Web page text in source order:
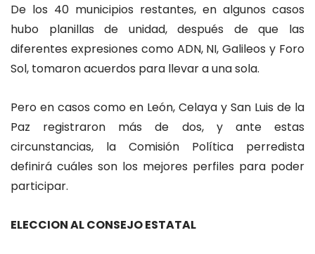
De los 40 municipios restantes, en algunos casos
hubo planillas de unidad, después de que las
diferentes expresiones como ADN, NI, Galileos y Foro
Sol, tomaron acuerdos para llevar a una sola.
Pero en casos como en León, Celaya y San Luis de la
Paz registraron más de dos, y ante estas
circunstancias, la Comisión Política perredista
definirá cuáles son los mejores perfiles para poder
participar.
ELECCION AL CONSEJO ESTATAL